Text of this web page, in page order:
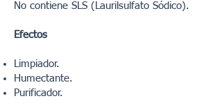
No contiene SLS (Laurilsulfato Sódico).
Efectos
Limpiador.
Humectante.
Purificador.